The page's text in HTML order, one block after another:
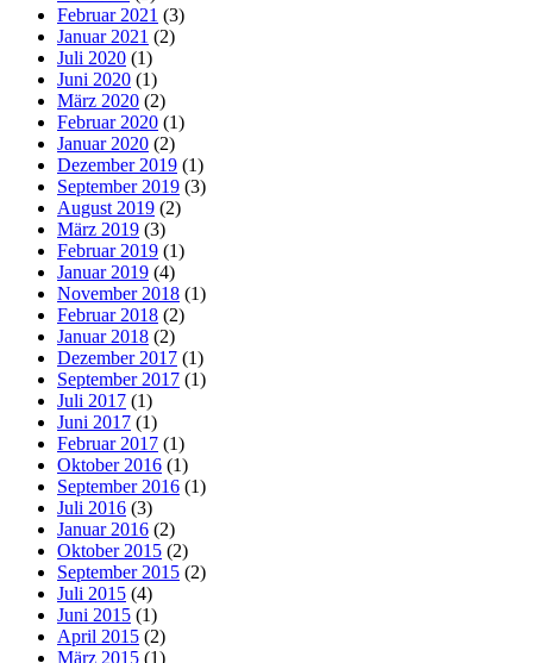
Februar 2021 (3)
Januar 2021 (2)
Juli 2020 (1)
Juni 2020 (1)
März 2020 (2)
Februar 2020 (1)
Januar 2020 (2)
Dezember 2019 (1)
September 2019 (3)
August 2019 (2)
März 2019 (3)
Februar 2019 (1)
Januar 2019 (4)
November 2018 (1)
Februar 2018 (2)
Januar 2018 (2)
Dezember 2017 (1)
September 2017 (1)
Juli 2017 (1)
Juni 2017 (1)
Februar 2017 (1)
Oktober 2016 (1)
September 2016 (1)
Juli 2016 (3)
Januar 2016 (2)
Oktober 2015 (2)
September 2015 (2)
Juli 2015 (4)
Juni 2015 (1)
April 2015 (2)
März 2015 (1)